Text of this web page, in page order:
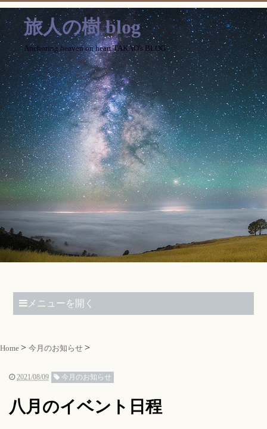
旅人の樹 blog
Anchoring heaven on heart TAKAO's BLOG
メニューを開く
Home 今月のお知らせ
2021/08/09 今月のお知らせ
八月のイベント日程